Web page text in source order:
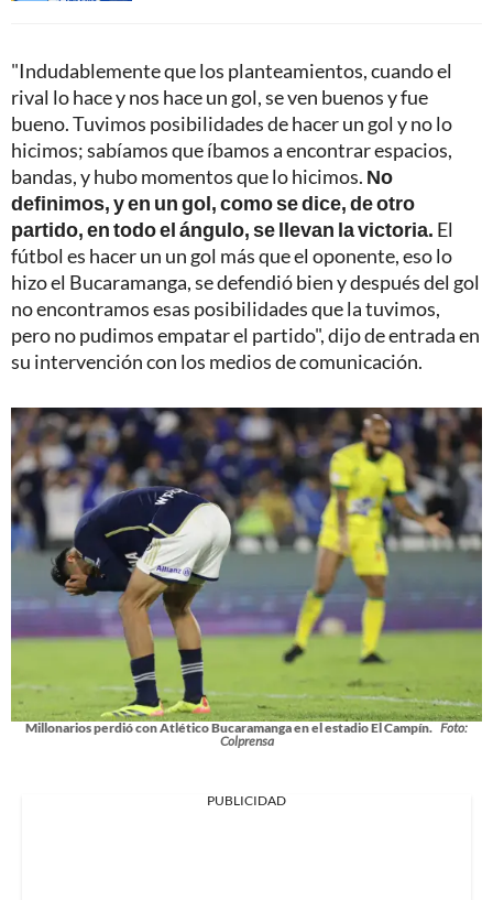
"Indudablemente que los planteamientos, cuando el
rival lo hace y nos hace un gol, se ven buenos y fue
bueno. Tuvimos posibilidades de hacer un gol y no lo
hicimos; sabíamos que íbamos a encontrar espacios,
bandas, y hubo momentos que lo hicimos. No
definimos, y en un gol, como se dice, de otro
partido, en todo el ángulo, se llevan la victoria. El
fútbol es hacer un un gol más que el oponente, eso lo
hizo el Bucaramanga, se defendió bien y después del gol
no encontramos esas posibilidades que la tuvimos,
pero no pudimos empatar el partido", dijo de entrada en
su intervención con los medios de comunicación.
Millonarios perdió con Atlético Bucaramanga en el estadio El Campín. Foto:
Colprensa
PUBLICIDAD